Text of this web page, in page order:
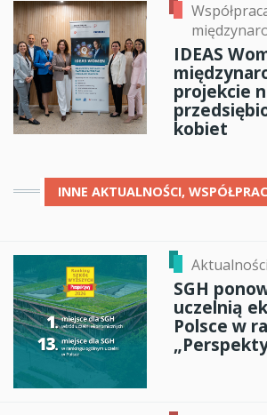
IDEAS
projekcie
kobiet
INNE AKTUALNOŚCI,
Aktualności
SGH
uczelnią
Polsce w